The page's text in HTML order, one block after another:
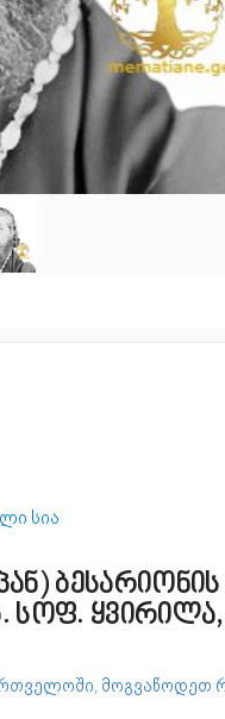
სია
ბესარიონის
სოფ. ყვირილა,
მოგვაწოდეთ